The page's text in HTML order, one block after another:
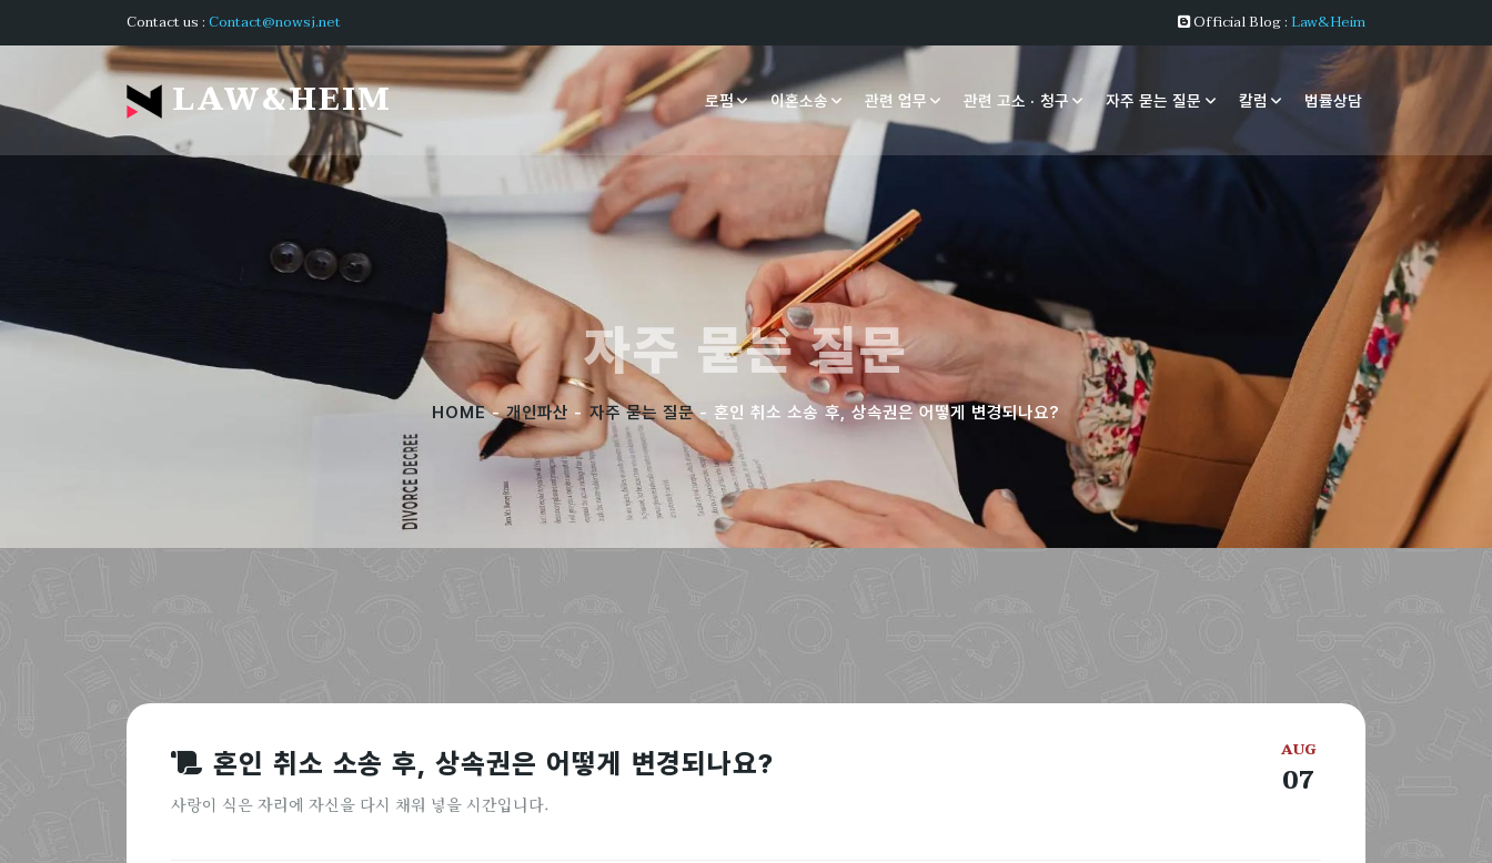
Contact us :Contact@nowsj.net Official Blog : Law&Heim
LAW&HEIM 로펌 이혼소송 관련 업무 관련 고소 · 청구 자주 묻는 질문 칼럼 법률상담
자주 묻는 질문
HOME-개인파산 -자주 묻는 질문- 혼인 취소 소송 후, 상속권은 어떻게 변경되나요?
AUG
07
혼인 취소 소송 후, 상속권은 어떻게 변경되나요?
사랑이 식은 자리에 자신을 다시 채워 넣을 시간입니다.